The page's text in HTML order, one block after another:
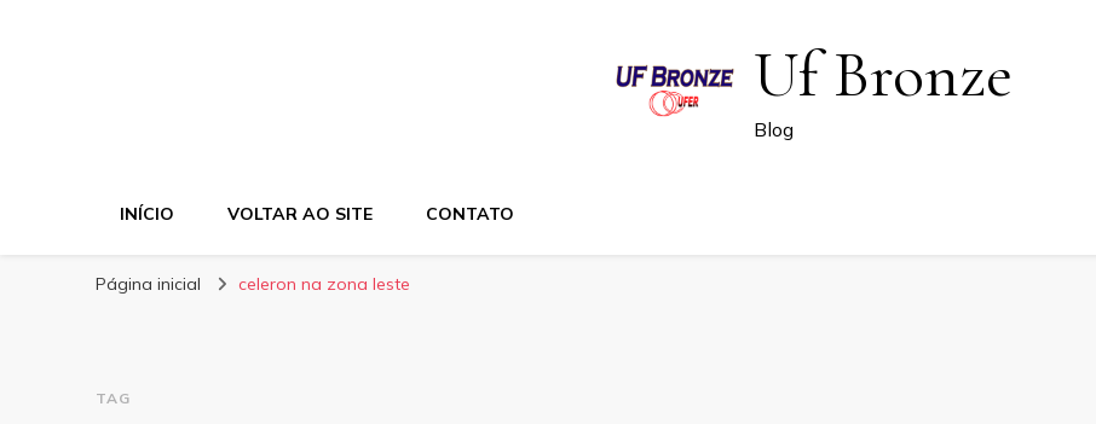
Uf Bronze
Blog
INÍCIO VOLTAR AO SITE CONTATO
Página inicial celeron na zona leste
TAG